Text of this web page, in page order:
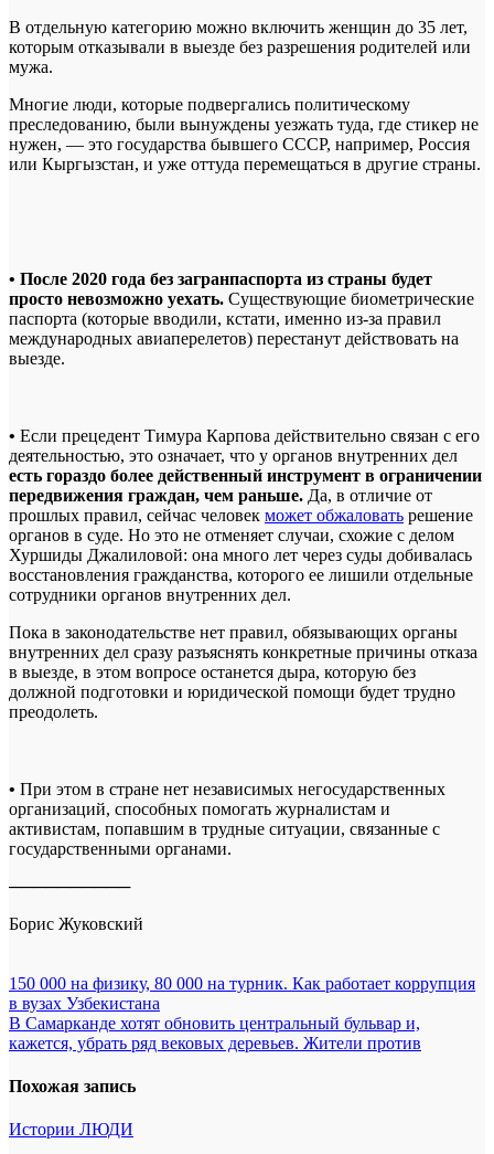
В отдельную категорию можно включить женщин до 35 лет,
которым отказывали в выезде без разрешения родителей или
мужа.
Многие люди, которые подвергались политическому
преследованию, были вынуждены уезжать туда, где стикер не
нужен, — это государства бывшего СССР, например, Россия
или Кыргызстан, и уже оттуда перемещаться в другие страны.
• После 2020 года без загранпаспорта из страны будет
просто невозможно уехать. Существующие биометрические
паспорта (которые вводили, кстати, именно из-за правил
международных авиаперелетов) перестанут действовать на
выезде.
• Если прецедент Тимура Карпова действительно связан с его
деятельностью, это означает, что у органов внутренних дел
есть гораздо более действенный инструмент в ограничении
передвижения граждан, чем раньше. Да, в отличие от
прошлых правил, сейчас человек может обжаловать решение
органов в суде. Но это не отменяет случаи, схожие с делом
Хуршиды Джалиловой: она много лет через суды добивалась
восстановления гражданства, которого ее лишили отдельные
сотрудники органов внутренних дел.
Пока в законодательстве нет правил, обязывающих органы
внутренних дел сразу разъяснять конкретные причины отказа
в выезде, в этом вопросе останется дыра, которую без
должной подготовки и юридической помощи будет трудно
преодолеть.
• При этом в стране нет независимых негосударственных
организаций, способных помогать журналистам и
активистам, попавшим в трудные ситуации, связанные с
государственными органами.
──────────
Борис Жуковский
Навигация
по
записям
150 000 на физику, 80 000 на турник. Как работает коррупция
в вузах Узбекистана
В Самарканде хотят обновить центральный бульвар и,
кажется, убрать ряд вековых деревьев. Жители против
Похожая запись
Истории ЛЮДИ